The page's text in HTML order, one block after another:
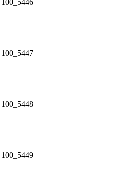
100_5446
100_5447
100_5448
100_5449